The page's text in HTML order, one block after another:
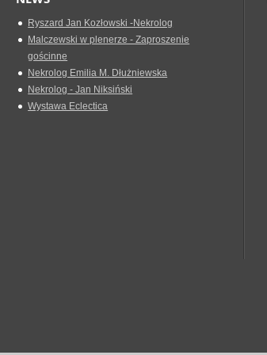
Ryszard Jan Kozłowski -Nekrolog
Malczewski w plenerze - Zaproszenie
gościnne
Nekrolog Emilia M. Dłużniewska
Nekrolog - Jan Niksiński
Wystawa Eclectica